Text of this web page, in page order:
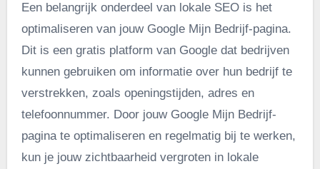
Een belangrijk onderdeel van lokale SEO is het
optimaliseren van jouw Google Mijn Bedrijf-pagina.
Dit is een gratis platform van Google dat bedrijven
kunnen gebruiken om informatie over hun bedrijf te
verstrekken, zoals openingstijden, adres en
telefoonnummer. Door jouw Google Mijn Bedrijf-
pagina te optimaliseren en regelmatig bij te werken,
kun je jouw zichtbaarheid vergroten in lokale